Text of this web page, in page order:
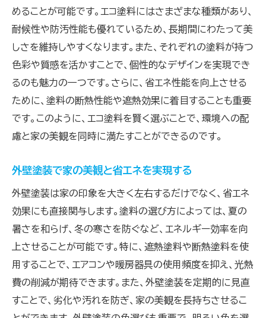
めることが可能です。エコ塗料にはさまざまな種類があり、
耐候性や防汚性能も優れているため、長期間にわたって美
しさを維持しやすくなります。また、それぞれの塗料が持つ
色彩や質感を活かすことで、個性的なデザインを実現でき
るのも魅力の一つです。さらに、省エネ性能を向上させる
ために、塗料の断熱性能や遮熱効果に着目することも重要
です。このように、エコ塗料を賢く選ぶことで、環境への配
慮と家の美観を同時に満たすことができるのです。
外壁塗装で家の美観と省エネを実現する
外壁塗装は家の印象を大きく左右するだけでなく、省エネ
効果にも直接関与します。塗料の選び方によっては、夏の
暑さを和らげ、冬の寒さを防ぐなど、エネルギー効率を向
上させることが可能です。特に、遮熱塗料や断熱塗料を使
用することで、エアコンや暖房器具の使用頻度を抑え、光熱
費の削減が期待できます。また、外壁塗装を定期的に見直
すことで、劣化や汚れを防ぎ、家の美観を長持ちさせるこ